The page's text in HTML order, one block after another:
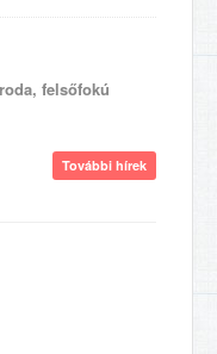
felsőfokú
További hírek